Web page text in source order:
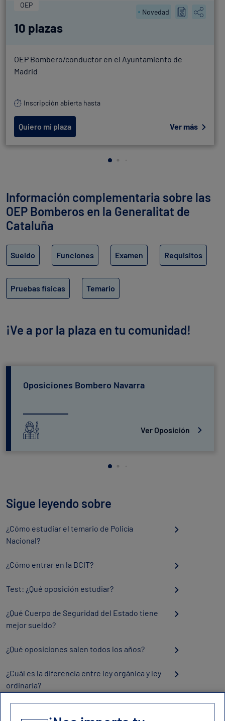
OEP
Novedad
10 plazas
OEP Bombero/conductor en el Ayuntamiento de
Madrid
Inscripción abierta hasta
Quiero mi plaza Ver más
Información complementaria sobre las
OEP Bomberos en la Generalitat de
Cataluña
Sueldo Funciones Examen Requisitos
Pruebas físicas Temario
¡Ve a por la plaza en tu comunidad!
Oposiciones Bombero Navarra
Ver Oposición
Sigue leyendo sobre
¿Cómo estudiar el temario de Policía
Nacional?
¿Cómo entrar en la BCIT?
Test: ¿Qué oposición estudiar?
¿Qué Cuerpo de Seguridad del Estado tiene
mejor sueldo?
¿Qué oposiciones salen todos los años?
¿Cuál es la diferencia entre ley orgánica y ley
ordinaria?